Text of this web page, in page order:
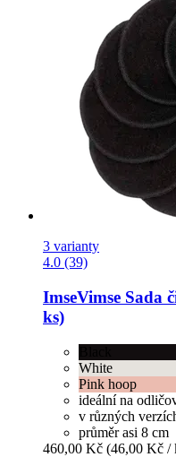
3 varianty
4.0 (39)
ImseVimse Sada
ks)
White
Pink hoop
ideální na
v různých
průměr asi 8 cm
460,00 Kč (46,00 Kč /